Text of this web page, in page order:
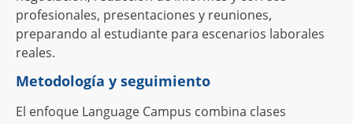
profesionales, presentaciones y reuniones,
preparando al estudiante para escenarios laborales
reales.
Metodología y seguimiento
El enfoque Language Campus combina clases